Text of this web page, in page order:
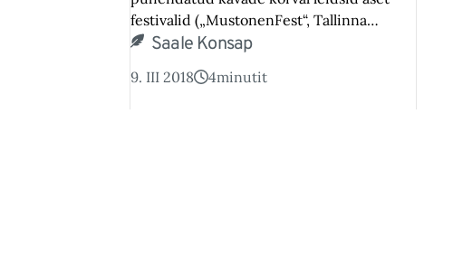
festivalid („MustonenFest“, Tallinna…
Saale Konsap
9. III 2018 4minutit